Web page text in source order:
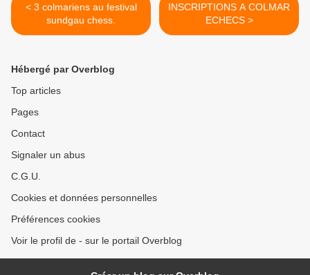
< 3 colmariens au festival
sundgau chess.
INSCRIPTIONS A COLMAR
ECHECS >
Hébergé par Overblog
Top articles
Pages
Contact
Signaler un abus
C.G.U.
Cookies et données personnelles
Préférences cookies
Voir le profil de - sur le portail Overblog